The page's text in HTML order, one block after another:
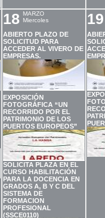
18
MARZO
Miercoles
ABIERTO PLAZO DE
SOLICITUD PARA
ACCEDER AL VIVERO DE
EMPRESAS.
EXPOSICIÓN
FOTOGRÁFICA “UN
RECORRIDO POR EL
PATRIMONIO DE LOS
PUERTOS EUROPEOS”
SOLICITA PLAZA EN EL
CURSO HABILITACIÓN
PARA LA DOCENCIA EN
GRADOS A, B Y C DEL
SISTEMA DE
FORMACION
PROFESIONAL
(SSCE0110)
19